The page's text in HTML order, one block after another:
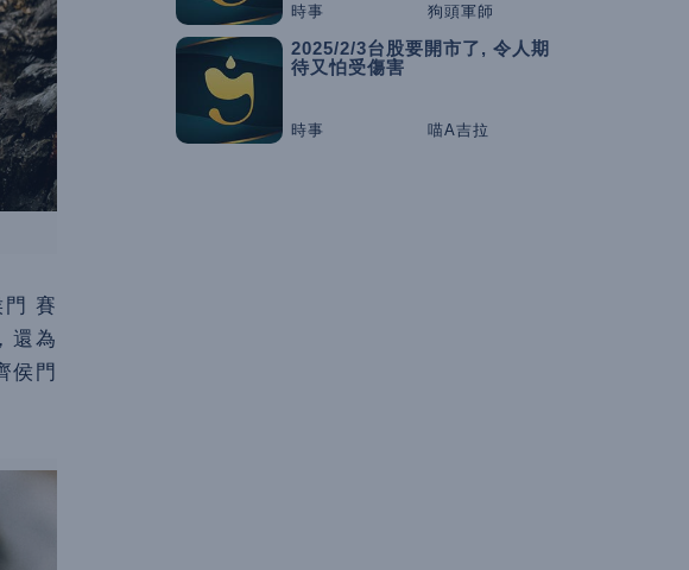
賽
還為
侯門
時事 狗頭軍師
2025/2/3台股要開市了, 令人期
待又怕受傷害
時事 喵A吉拉